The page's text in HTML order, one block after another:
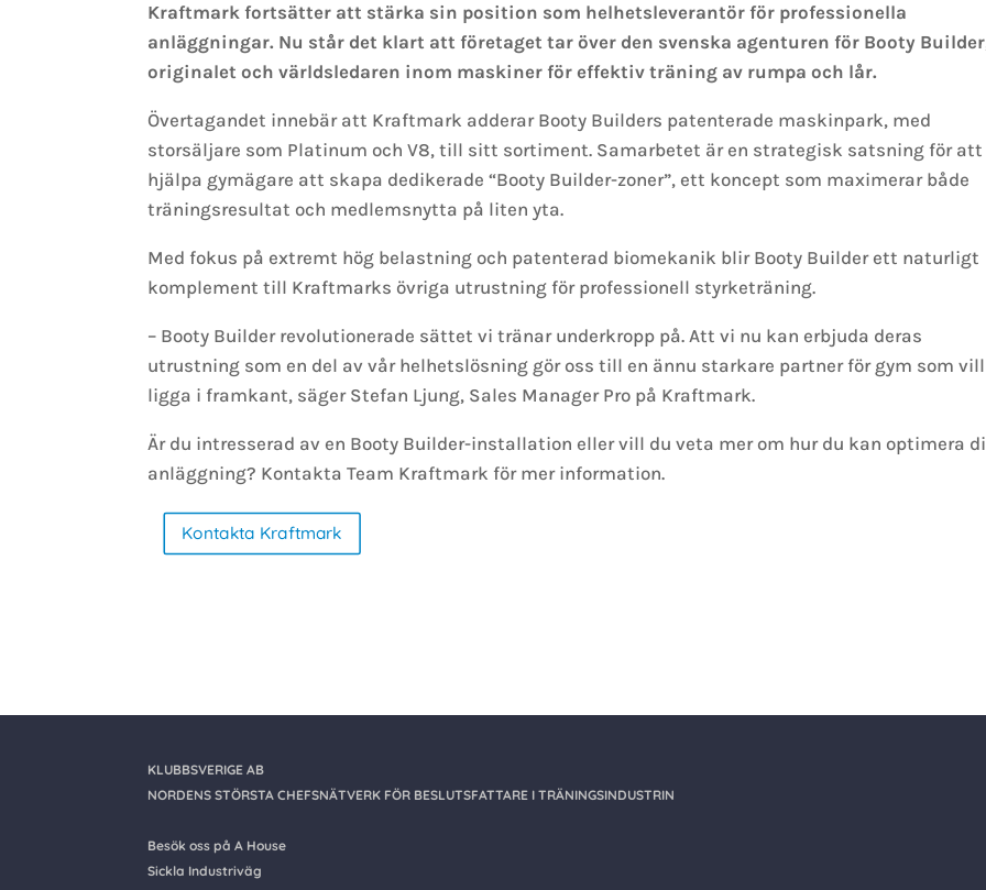
Kraftmark fortsätter att stärka sin position som helhetsleverantör för professionella
anläggningar. Nu står det klart att företaget tar över den svenska agenturen för Booty
originalet och världsledaren inom maskiner för effektiv träning av rumpa och lår.
Övertagandet innebär att Kraftmark adderar Booty Builders patenterade maskinpark, med
storsäljare som Platinum och V8, till sitt sortiment. Samarbetet är en strategisk satsning för att
hjälpa gymägare att skapa dedikerade “Booty Builder-zoner”, ett koncept som maximerar både
träningsresultat och medlemsnytta på liten yta.
Med fokus på extremt hög belastning och patenterad biomekanik blir Booty Builder ett naturligt
komplement till Kraftmarks övriga utrustning för professionell styrketräning.
– Booty Builder revolutionerade sättet vi tränar underkropp på. Att vi nu kan erbjuda deras
utrustning som en del av vår helhetslösning gör oss till en ännu starkare partner för gym som vill
ligga i framkant, säger Stefan Ljung, Sales Manager Pro på Kraftmark.
Är du intresserad av en Booty Builder-installation eller vill du veta mer om hur du kan optimera
anläggning? Kontakta Team Kraftmark för mer information.
Kontakta Kraftmark
KLUBBSVERIGE AB
NORDENS STÖRSTA CHEFSNÄTVERK FÖR BESLUTSFATTARE I TRÄNINGSINDUSTRIN
Besök oss på A House
Sickla Industriväg